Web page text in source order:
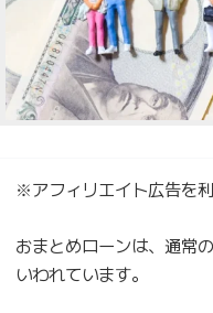
※アフィリエイト広告を
おまとめローンは、通常
いわれています。